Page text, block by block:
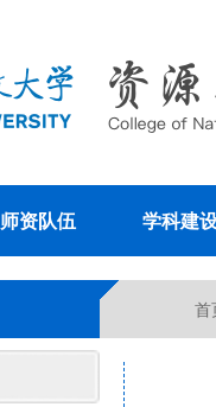
师资队伍 学科建
首